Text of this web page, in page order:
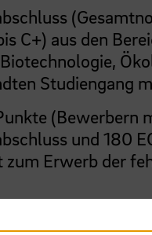
C+) aus den
Studiengang
(Bewerbern
und 180
Erwerb der